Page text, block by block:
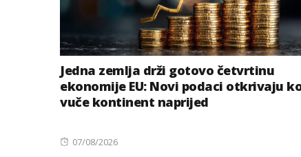
Jedna zemlja drži gotovo četvrtinu
ekonomije EU: Novi podaci otkrivaju
vuče kontinent naprijed
Posted
07/08/2026